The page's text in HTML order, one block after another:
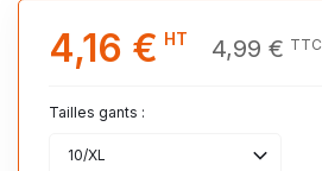
4,16 € HT 4,99 € TTC
Tailles gants :
10/XL